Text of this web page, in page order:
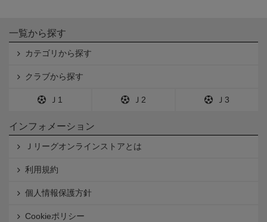
一覧から探す
カテゴリから探す
クラブから探す
Ｊ1 Ｊ2 Ｊ3
インフォメーション
Ｊリーグオンラインストアとは
利用規約
個人情報保護方針
Cookieポリシー